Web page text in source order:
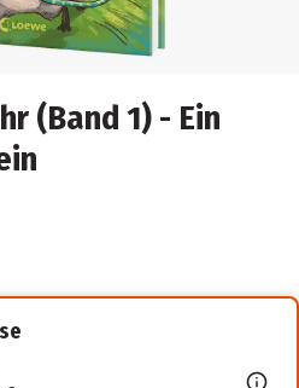
(Band 1) - Ein